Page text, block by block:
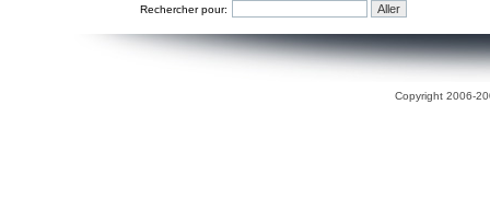
Rechercher pour:
Copyright 2006-